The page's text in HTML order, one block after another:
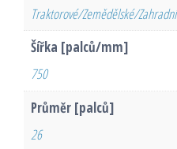
Traktorové/Zemědělské/Zahradní
Šířka [palců/mm]
750
Průměr [palců]
26